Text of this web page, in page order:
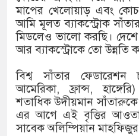
মাপের খেলোয়াড় এবং
আমি মূলত ব্যাকস্ট্রোক
মিডলেও ভালো করছি। দেশে
আর ব্যাকস্ট্রোকে তো উন্নতি
বিশ্ব সাঁতার ফেডারেশন
আমেরিকা, ফ্রান্স,
শতাধিক উদীয়মান সাঁতারুকে
এর আগে এই বৃত্তির
সাবেক অলিম্পিয়ান